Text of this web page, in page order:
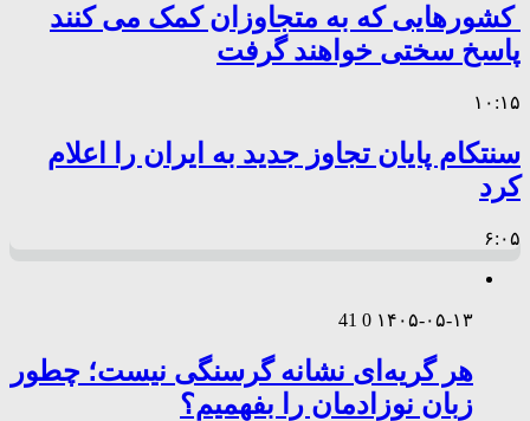
کشورهایی که به متجاوزان کمک می کنند
پاسخ سختی خواهند گرفت
۱۰:۱۵
سنتکام پایان تجاوز جدید به ایران را اعلام
کرد
۶:۰۵
۱۴۰۵-۰۵-۱۳ 0
41
هر گریه‌ای نشانه گرسنگی نیست؛ چطور
زبان نوزادمان را بفهمیم؟